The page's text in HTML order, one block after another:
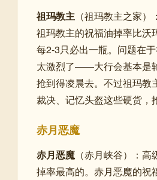
祖玛教主 （祖玛教主之家）
祖玛教主的祝福油掉率比沃
每2-3只必出一瓶。问题在
太激烈了——大行会基本是
抢到得凌晨去。不过祖玛教
裁决、记忆头盔这些硬货，
赤月恶魔
赤月恶魔（赤月峡谷）：高
掉率最高的。赤月恶魔的祝